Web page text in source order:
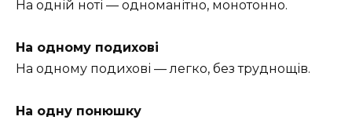
На одній ноті — одноманітно, монотонно.
На одному подихові
На одному подихові — легко, без труднощів.
На одну понюшку